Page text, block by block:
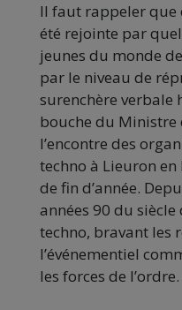
Il faut rappeler que
été rejointe par
jeunes du monde
par le niveau de
surenchère verbale
bouche du Ministre
l’encontre des
techno à Lieuron
de fin d’année.
années 90 du
techno, bravant les
l’événementiel
les forces de l’ordre.